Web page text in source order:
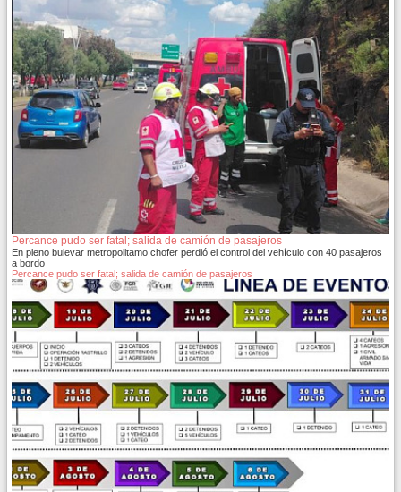
Percance pudo ser fatal; salida de camión de pasajeros
En pleno bulevar metropolitamo chofer perdió el control del vehículo con 40 pasajeros
a bordo
Percance pudo ser fatal; salida de camión de pasajeros